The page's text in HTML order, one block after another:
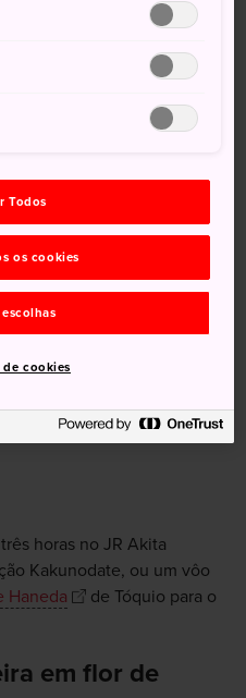
horas no JR Akita
Kakunodate, ou um vôo
Haneda
de Tóquio para o
em flor de
Todos
os cookies
cookies